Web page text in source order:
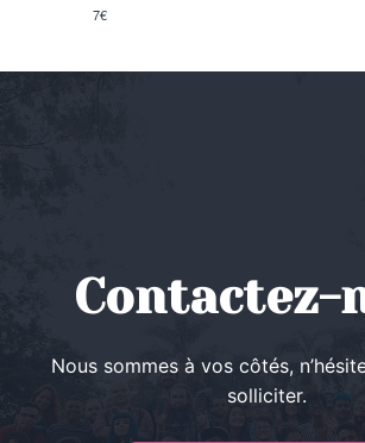
7€
Contactez-
Nous sommes à vos côtés,
solliciter.